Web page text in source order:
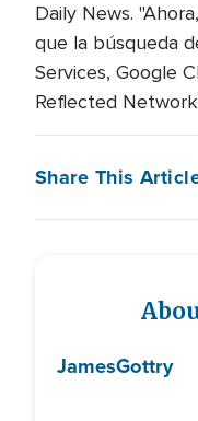
Daily News.
que la búsqueda
Services, Google
Reflected
Share This
JamesGottry